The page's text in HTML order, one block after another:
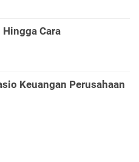
Cara
Keuangan Perusahaan